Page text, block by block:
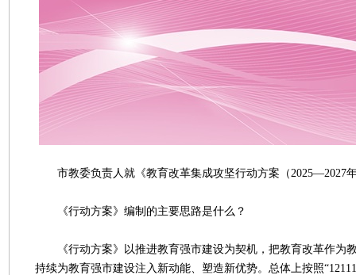
市教委负责人就《教育改革集成攻坚行动方案（2025—2027
《行动方案》编制的主要思路是什么？
《行动方案》以推进教育强市建设为契机，把教育改革作为
持续为教育强市建设注入新动能、塑造新优势。总体上按照